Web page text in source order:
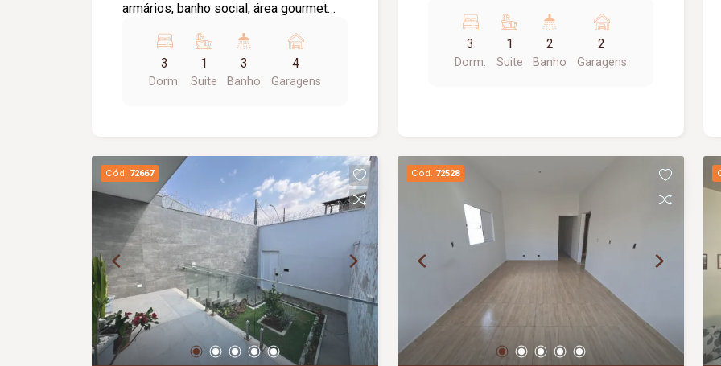
armários, banho social, área gourmet
cozinha, área de serviço, portas e janela
em blindex, piso porcelanato
3
Dorm.
1
Suite
3
Banho
4
Garagens
Metragem Terreno: 287,56m2.
Metragem Construída:
Aproximadamente 120,00m2.
3
Dorm.
1
Suite
2
Banho
2
Garagens
Cód. 72667 Cód. 72528